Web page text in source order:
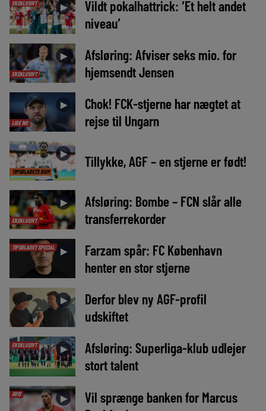
EKSKLUSIVT ►
Vildt pokalhattrick: ‘Et helt andet
niveau’
EKSKLUSIVT
►
Afsløring: Afviser seks mio. for
hjemsendt Jensen
LIGE NU
►
Chok! FCK-stjerne har nægtet at
rejse til Ungarn
TIPSBLADETS DOM
► Tillykke, AGF – en stjerne er født!
EKSKLUSIVT
►
Afsløring: Bombe – FCN slår alle
transferrekorder
TIPSBLADET SPECIAL ►
Farzam spår: FC København
henter en stor stjerne
►
Derfor blev ny AGF-profil
udskiftet
EKSKLUSIVT ►
Afsløring: Superliga-klub udlejer
stort talent
AVIS ►
Vil sprænge banken for Marcus